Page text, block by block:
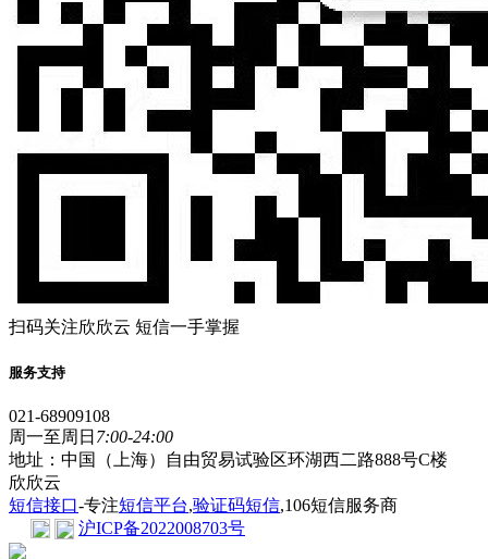
扫码关注欣欣云 短信一手掌握
服务支持
021-68909108
周一至周日 7:00-24:00
地址：中国（上海）自由贸易试验区环湖西二路888号C楼
欣欣云
短信接口-专注短信平台,验证码短信,106短信服务商
沪ICP备2022008703号